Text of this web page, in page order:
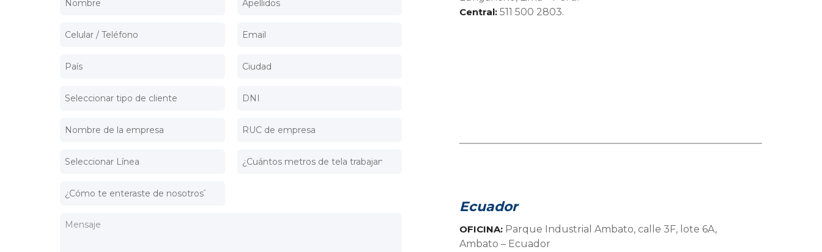
Central: 511 500 2803.
Ecuador
OFICINA: Parque Industrial Ambato, calle 3F, lote 6A,
Ambato – Ecuador
SOBRE LAS TENDENCIAS
Política de Privacidad